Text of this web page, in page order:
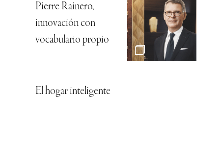
Pierre Rainero,
innovación con
vocabulario propio
El hogar inteligente